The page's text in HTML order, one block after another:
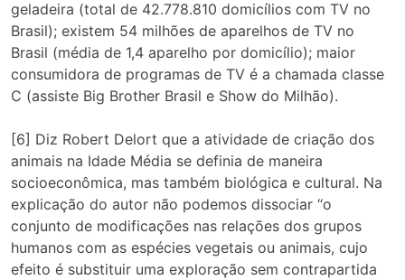
geladeira (total de 42.778.810 domicílios com TV no
Brasil); existem 54 milhões de aparelhos de TV no
Brasil (média de 1,4 aparelho por domicílio); maior
consumidora de programas de TV é a chamada classe
C (assiste Big Brother Brasil e Show do Milhão).
[6] Diz Robert Delort que a atividade de criação dos
animais na Idade Média se definia de maneira
socioeconômica, mas também biológica e cultural. Na
explicação do autor não podemos dissociar “o
conjunto de modificações nas relações dos grupos
humanos com as espécies vegetais ou animais, cujo
efeito é substituir uma exploração sem contrapartida